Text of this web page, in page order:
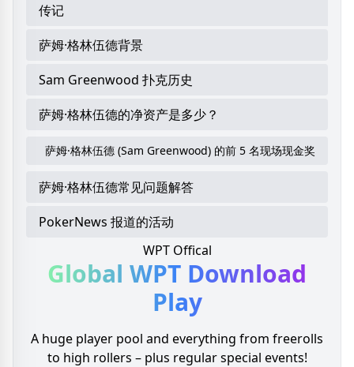
传记
萨姆·格林伍德背景
Sam Greenwood 扑克历史
萨姆·格林伍德的净资产是多少？
萨姆·格林伍德 (Sam Greenwood) 的前 5 名现场现金奖
萨姆·格林伍德常见问题解答
PokerNews 报道的活动
WPT Offical
Global WPT Download
Play
A huge player pool and everything from freerolls
to high rollers – plus regular special events!